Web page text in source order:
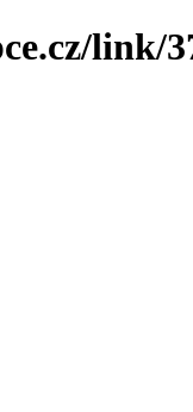
link/